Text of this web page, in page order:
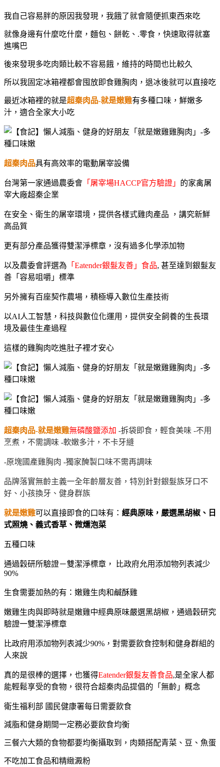
我自己容易胖的原因我發現，我餓了就會隨便抓東西來吃
就像身邊有什麼吃什麼，麵包、餅乾、.零食，快速取得就塞
進嘴巴
後來發現多吃肉類比較不容易餓，維持的時間也比較久
所以我固定冰箱裡都會囤放即食雞胸肉，退冰後就可以直接吃
最近冰箱裡的就是超秦肉品-就是嫩雞有多種口味，鮮嫩多
汁，適合全家大小吃
超秦肉品具有高效率的電動屠宰設備
台灣第一家通過農委會 「屠宰場HACCP官方驗證」 的家禽屠
宰大廠超秦企業
在安全、衛生的屠宰環境，提供各樣式雞肉產品 ，講究新鮮
高品質
更有部分產品獲得雙潔淨標章，沒有過多化學添加物
以及農委會評選為 「Eatender銀髮友善」食品, 甚至達到銀髮友
善「容易咀嚼」標準
另外擁有百座契作農場，積極導入數位生產技術
以AI人工智慧，科技與數位化運用，提供安全飼養的生長環
境及最佳生產過程
這樣的雞胸肉吃進肚子裡才安心
超秦肉品-就是嫩雞無磷酸鹽添加 -拆袋即食，輕食美味 -不用
烹煮，不需調味 -軟嫩多汁，不卡牙縫
-原塊國產雞胸肉 -獨家醃製口味不需再調味
品牌落實無齡主義一全年齡層友善，特別針對銀髮族牙口不
好、小孩換牙、健身群族
就是嫩雞可以直接即食的口味有： 經典原味，嚴選黑胡椒、日
式照燒、義式香草、微燻泡菜
五種口味
通過穀研所驗證－雙潔淨標章， 比政府允用添加物列表減少
90%
生食需要加熱的有：嫩雞生肉和鹹酥雞
嫩雞生肉與即時就是嫩雞中經典原味嚴選黑胡椒，通過穀研究
驗證一雙潔淨標章
比政府用添加物列表減少90%，對需要飲食控制和健身群組的
人來說
真的是很棒的選擇，也獲得Eatender銀髮友善食品,是全家人都
能輕鬆享受的食物，很符合超秦肉品提倡的「無齡」概念
衛生福利部 國民健康署每日需要飲食
減脂和健身期間一定務必要飲食均衡
三餐六大類的食物都要均衡攝取到，肉類搭配青菜、豆、魚蛋
不吃加工食品和精緻澱粉